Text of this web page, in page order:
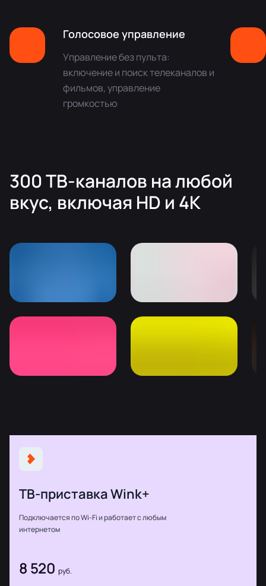
Голосовое управление
Управление без пульта:
включение и поиск телеканалов и
фильмов, управление
громкостью
300 ТВ-каналов на любой
вкуc, включая HD и 4K
ТВ-приставка Wink+
Подключается по Wi-Fi и работает с любым
интернетом
8 520 руб.